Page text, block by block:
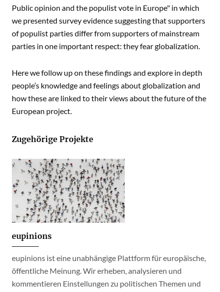
Public opinion and the populist vote in Europe" in which
we presented survey evidence suggesting that supporters
of populist parties differ from supporters of mainstream
parties in one important respect: they fear globalization.
Here we follow up on these findings and explore in depth
people’s knowledge and feelings about globalization and
how these are linked to their views about the future of the
European project.
Zugehörige Projekte
eupinions
eupinions ist eine unabhängige Plattform für europäische,
öffentliche Meinung. Wir erheben, analysieren und
kommentieren Einstellungen zu politischen Themen und